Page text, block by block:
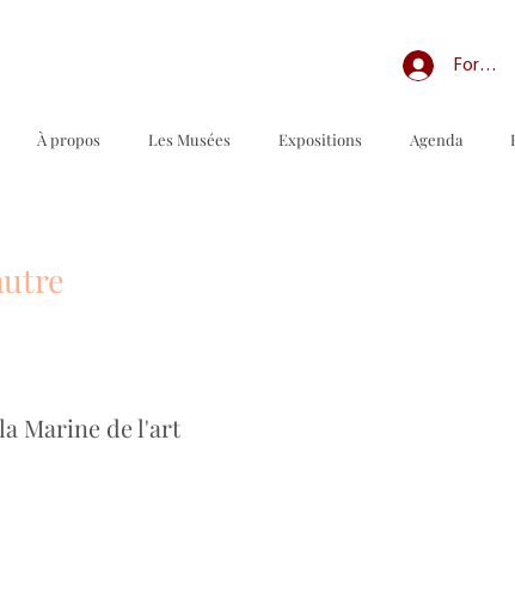
Forum
À propos Les Musées Expositions Agenda
Marine de l'art